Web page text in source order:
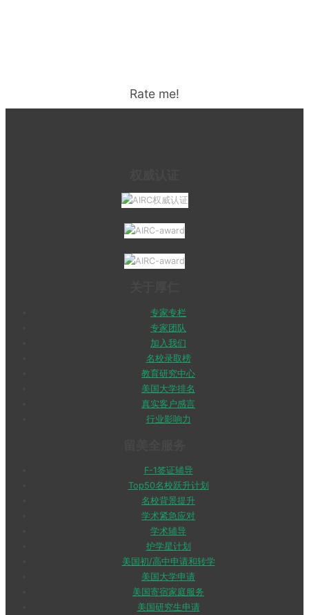
Rate me!
专家专栏
专家团队
加入我们
名校录取榜
教育研究中心
美国大学排名
真实客户感言
行业影响力
F-1签证辅导
Top50名校跃升计划
名校背景提升
学术紧急应对
学术辅导
护学星计划
美国初/高中申请和转学
美国大学申请
美国寄宿家庭服务
美国研究生申请